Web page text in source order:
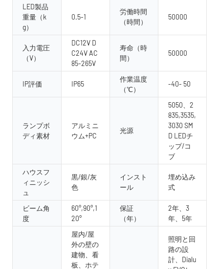
LED製品
重量（k
g）
0.5-1
労働時間
（時間）
50000
入力電圧
（V）
DC12V D
C24V AC
85-265V
寿命（時
間）
50000
IP評価 IP65
作業温度
（℃）
-40- 50
ランプボ
ディ素材
アルミニ
ウム+PC
光源
5050、2
835,3535,
3030 SM
D LEDチ
ップ/コ
ブ
ハウスフ
ィニッシ
ュ
黒/銀/灰
色
インスト
ール
埋め込み
式
ビーム角
度
60°,90°,1
20°
保証
（年）
2年、3
年、5年
屋内/屋
外の壁の
建物、看
板、ホテ
照明と回
路の設
計、Dialu